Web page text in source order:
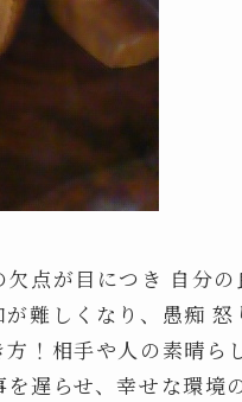
点が目につき 自分
難しくなり、愚痴
！相手や人の素晴ら
遅らせ、幸せな環境